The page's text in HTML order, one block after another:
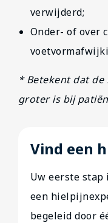
verwijderd;
Onder- of over
* Betekent dat de
groter is bij
Vind een
Uw eerste
een
begeleid door